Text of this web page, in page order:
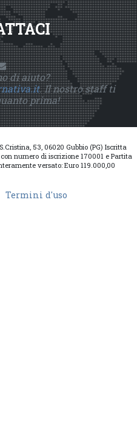
di aiuto?
. Il nostro staff ti
prima!
53, 06020 Gubbio (PG) Iscritta
numero di iscrizione 170001 e Partita
versato: Euro 119.000,00
Termini d'uso